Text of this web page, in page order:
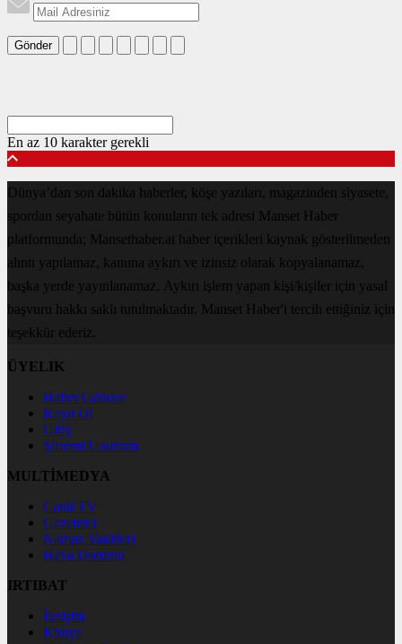
Gönder
En az 10 karakter gerekli
Dünya’dan son dakika haberler, köşe yazıları, magazinden siyasete,
spordan seyahate bütün konuların tek adresi Manset Haber
platformunda; Mansethaber.at haber içerikleri kaynak gösterilmeden
alıntı yapılamaz, kanuna aykırı ve izinsiz olarak kopyalanamaz,
başka yerde yayınlanamaz. Aykırı işlem yapan kişi/kişiler için yasal
başvuru hakkı saklı tutulmaktadır. Manset Haber'i tercih ettiğiniz için
teşekkür ederiz.
ÜYELIK
Haber Gönder
Kayıt Ol
Giriş
Şifremi Unuttum
MULTİMEDYA
Canlı TV
Gazeteler
Namaz Vakitleri
Hava Durumu
IRTIBAT
İletişim
Künye